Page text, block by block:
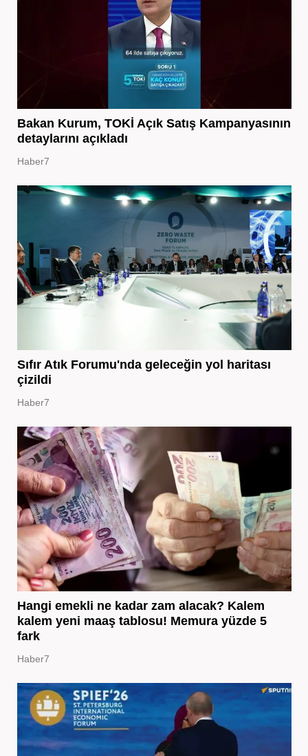
Bakan Kurum, TOKİ Açık Satış Kampanyasının
detaylarını açıkladı
Haber7
Sıfır Atık Forumu'nda geleceğin yol haritası
çizildi
Haber7
Hangi emekli ne kadar zam alacak? Kalem
kalem yeni maaş tablosu! Memura yüzde 5
fark
Haber7